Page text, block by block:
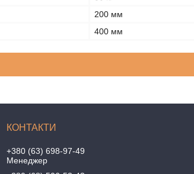
200 мм
400 мм
+380 (63) 698-97-49
Менеджер